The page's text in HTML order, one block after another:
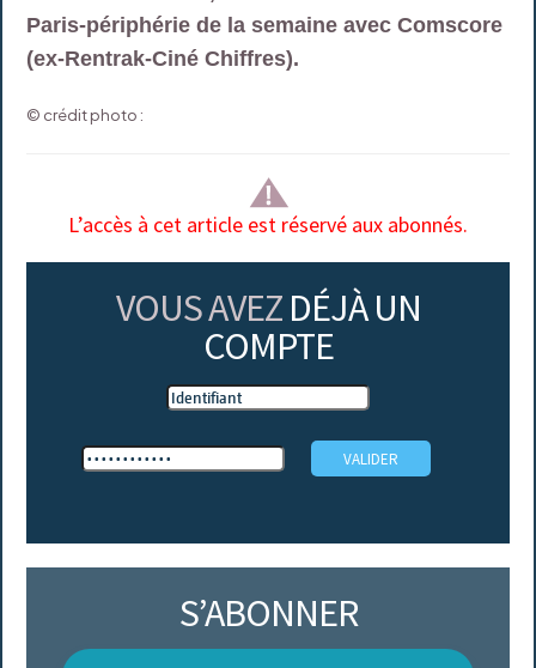
Paris-périphérie de la semaine avec Comscore
(ex-Rentrak-Ciné Chiffres).
© crédit photo :
L’accès à cet article est réservé aux abonnés.
VOUS AVEZ DÉJÀ UN
COMPTE
S’ABONNER